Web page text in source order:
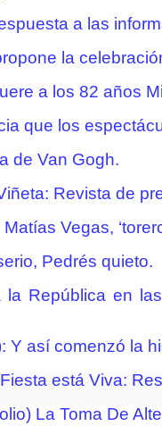
a las
la
a los 82 años
que los
de Van Gogh.
Revista de
Vegas,
Pedrés quieto.
la República en
Y así comenzó la
está Viva:
La Toma De